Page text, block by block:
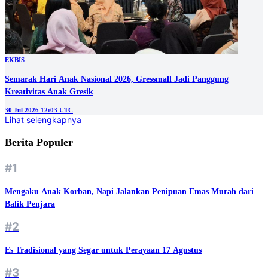
EKBIS
Semarak Hari Anak Nasional 2026, Gressmall Jadi Panggung
Kreativitas Anak Gresik
30 Jul 2026 12:03 UTC
Lihat selengkapnya
Berita Populer
#1
Mengaku Anak Korban, Napi Jalankan Penipuan Emas Murah dari
Balik Penjara
#2
Es Tradisional yang Segar untuk Perayaan 17 Agustus
#3